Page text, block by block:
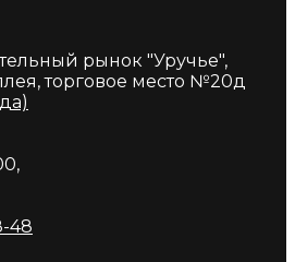
рынок "Уручье",
торговое место №20д
48